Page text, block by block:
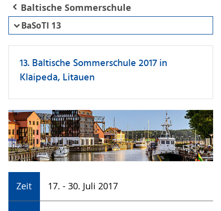
Baltische Sommerschule
BaSoTI 13
13. Baltische Sommerschule 2017 in
Klaipeda, Litauen
Zeit 17. - 30. Juli 2017